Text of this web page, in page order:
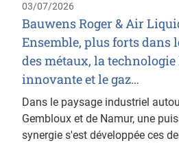
03/07/2026
Bauwens Roger & Air
Ensemble, plus forts dans
des métaux, la technologie
innovante et le gaz…
Dans le paysage industriel
Gembloux et de Namur, une
synergie s'est développée ces